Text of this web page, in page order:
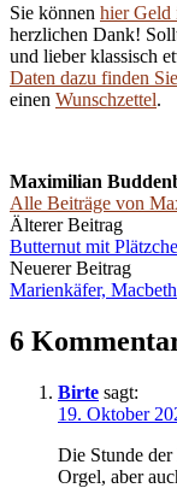
Sie können hier Geld
herzlichen Dank!
und lieber klassisch
Daten dazu finden
einen Wunschzettel.
Maximilian
Alle Beiträge von
Beitrags-
Navigation
Älterer Beitrag
Butternut mit
Neuerer Beitrag
Marienkäfer, Macbeth
6
Birte sagt:
19. Oktober
Die Stunde
Orgel, aber